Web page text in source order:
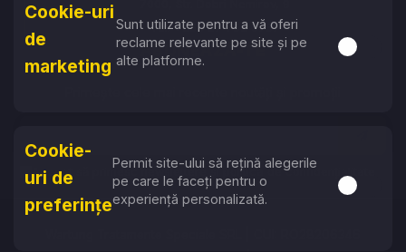
Tel: +359 87 753 6757
ABONEAZĂ-TE
Accept să primesc newslettere și politica de confidențialitate
Cookie-uri
de
marketing
Sunt utilizate pentru a vă oferi
reclame relevante pe site și pe
alte platforme.
Activare
Cookie-
uri de
preferințe
Permit site-ului să rețină alegerile
pe care le faceți pentru o
experiență personalizată.
Activare